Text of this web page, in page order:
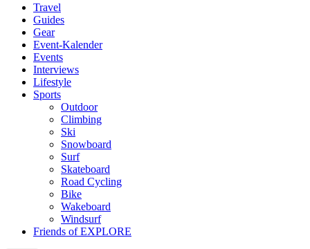
Travel
Guides
Gear
Event-Kalender
Events
Interviews
Lifestyle
Sports
Outdoor
Climbing
Ski
Snowboard
Surf
Skateboard
Road Cycling
Bike
Wakeboard
Windsurf
Friends of EXPLORE